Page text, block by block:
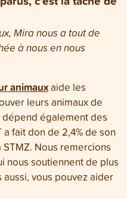
Mira nous a tout de
à nous en nous
animaux aide les
leurs animaux de
également des
fait don de 2,4% de son
Nous remercions
nous soutiennent de plus
aussi, vous pouvez aider